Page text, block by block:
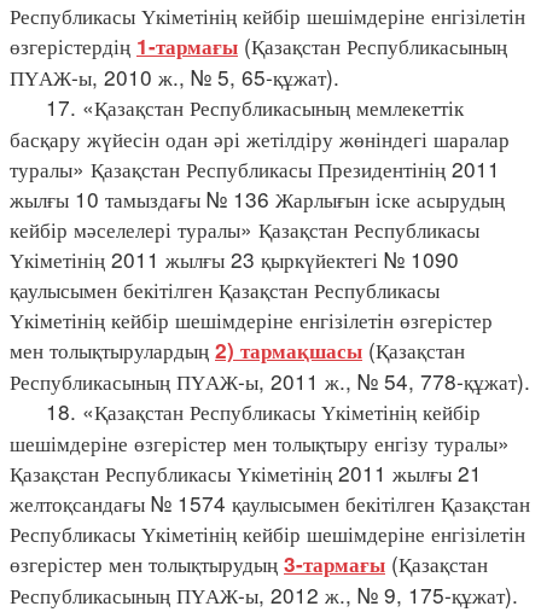
Республикасы Үкіметінің кейбір шешімдеріне енгізілетін
өзгерістердің 1-тармағы (Қазақстан Республикасының
ПҮАЖ-ы, 2010 ж., № 5, 65-құжат).
17. «Қазақстан Республикасының мемлекеттік
басқару жүйесін одан әрі жетілдіру жөніндегі шаралар
туралы» Қазақстан Республикасы Президентінің 2011
жылғы 10 тамыздағы № 136 Жарлығын іске асырудың
кейбір мәселелері туралы» Қазақстан Республикасы
Үкіметінің 2011 жылғы 23 қыркүйектегі № 1090
қаулысымен бекітілген Қазақстан Республикасы
Үкіметінің кейбір шешімдеріне енгізілетін өзгерістер
мен толықтырулардың 2) тармақшасы (Қазақстан
Республикасының ПҮАЖ-ы, 2011 ж., № 54, 778-құжат).
18. «Қазақстан Республикасы Үкіметінің кейбір
шешімдеріне өзгерістер мен толықтыру енгізу туралы»
Қазақстан Республикасы Үкіметінің 2011 жылғы 21
желтоқсандағы № 1574 қаулысымен бекітілген Қазақстан
Республикасы Үкіметінің кейбір шешімдеріне енгізілетін
өзгерістер мен толықтырудың 3-тармағы (Қазақстан
Республикасының ПҮАЖ-ы, 2012 ж., № 9, 175-құжат).